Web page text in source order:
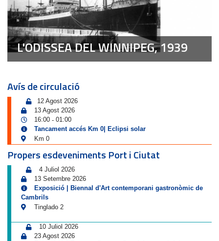
L'ODISSEA DEL WINNIPEG, 1939
Avís de circulació
12 Agost 2026
13 Agost 2026
16:00 - 01:00
Tancament accés Km 0| Eclipsi solar
Km 0
Propers esdeveniments Port i Ciutat
4 Juliol 2026
13 Setembre 2026
Exposició | Biennal d'Art contemporani gastronòmic de
Cambrils
Tinglado 2
10 Juliol 2026
23 Agost 2026